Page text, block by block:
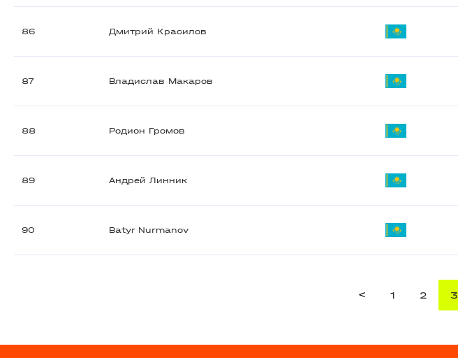
86 Дмитрий Красилов
87 Владислав Макаров
88 Родион Громов
89 Андрей Линник
90 Batyr Nurmanov
< 1 2 3